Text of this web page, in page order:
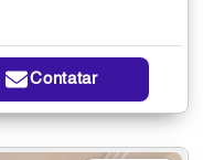
Contatar